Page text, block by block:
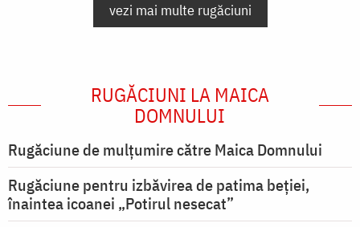
vezi mai multe rugăciuni
RUGĂCIUNI LA MAICA
DOMNULUI
Rugăciune de mulţumire către Maica Domnului
Rugăciune pentru izbăvirea de patima beției,
înaintea icoanei „Potirul nesecat”